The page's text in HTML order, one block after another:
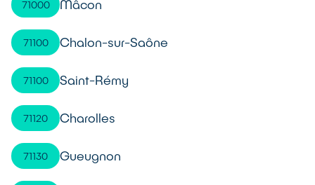
71000 Mâcon
71100 Chalon-sur-Saône
71100 Saint-Rémy
71120 Charolles
71130 Gueugnon